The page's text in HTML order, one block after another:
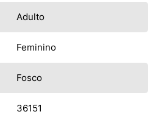
Adulto
Feminino
Fosco
36151